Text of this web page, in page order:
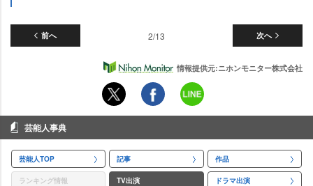
前へ 次へ
2/13
情報提供元:ニホンモニター株式会社
芸能人事典
芸能人TOP 記事 作品
ランキング情報 TV出演 ドラマ出演